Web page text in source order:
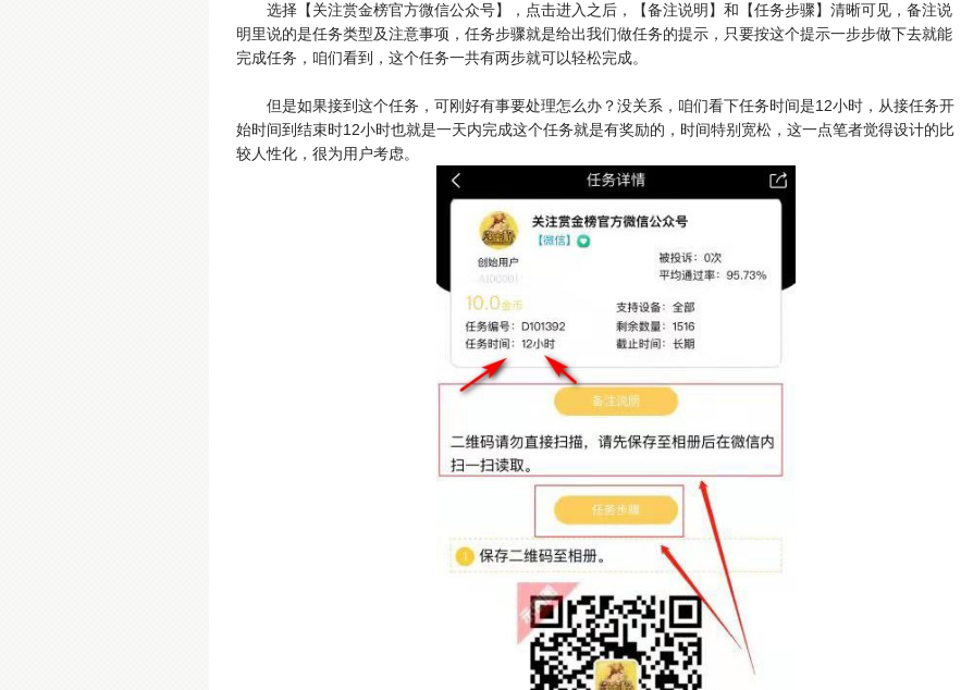
选择【关注赏金榜官方微信公众号】，点击进入之后，【备注说明】和【任务步骤】清晰可见，备注说
明里说的是任务类型及注意事项，任务步骤就是给出我们做任务的提示，只要按这个提示一步步做下去就能
完成任务，咱们看到，这个任务一共有两步就可以轻松完成。
但是如果接到这个任务，可刚好有事要处理怎么办？没关系，咱们看下任务时间是12小时，从接任务开
始时间到结束时12小时也就是一天内完成这个任务就是有奖励的，时间特别宽松，这一点笔者觉得设计的比
较人性化，很为用户考虑。